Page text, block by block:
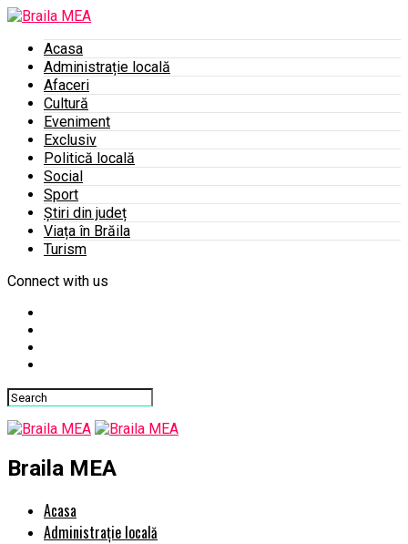
Acasa
Administrație locală
Afaceri
Cultură
Eveniment
Exclusiv
Politică locală
Social
Sport
Știri din județ
Viața în Brăila
Turism
Connect with us
Braila MEA
Acasa
Administrație locală